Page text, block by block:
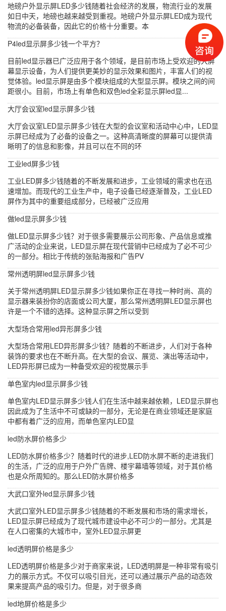
地磅户外显示屏LED多少钱随着社会经济的发展，物流行业的发展
如日中天，地磅也越来越受到重视。地磅户外显示屏LED成为现代
物流的必备装备，因此它的价格十分重要。本
P4led显示屏多少钱一个平方？
目前led显示器已广泛应用于各个领域，是目前市场上受欢迎的大屏
幕显示设备，为人们提供更美妙的显示效果和图片，丰富人们的视
觉体验。led显示屏是由多个模块组成的大型显示屏。模块之间的间
距很小。目前，市场上有单色和双色led全彩显示屏led显...
大厅会议室led显示屏多少钱
大厅会议室LED显示屏多少钱在大型的会议室和活动中心中，LED显
示屏已经成为了必备的设备之一。这种高清晰度的屏幕可以提供清
晰明了的信息和影像，并且可以在不同的环
工业led屏多少钱
工业LED屏多少钱随着的不断发展和进步，工业领域的需求也在迅
速增加。而现代的工业生产中，电子设备已经逐渐普及，工业LED
屏作为其中的重要组成部分，已经被广泛应用
做led显示屏多少钱
做LED显示屏多少钱？对于很多需要展示公司形象、产品信息或推
广活动的企业来说，LED显示屏在现代营销中已经成为了必不可少
的一部分。相比于传统的张贴海报和广告PV
常州透明屏led显示屏多少钱
关于常州透明屏LED显示屏多少钱如果你正在寻找一种时尚、高的
显示器来装扮你的店面或公司大厦，那么常州透明屏LED显示屏也
许是一个不错的选择。这种显示屏之所以受到
大型场合常用led异形屏多少钱
大型场合常用LED异形屏多少钱？随着的不断进步，人们对于各种
装饰的要求也在不断升高。在大型的会议、展览、演出等活动中，
LED异形屏已成为一种备受欢迎的视觉展示手
单色室内led显示屏多少钱
单色室内LED显示屏多少钱人们在生活中越来越依赖，LED显示屏也
因此成为了生活中不可或缺的一部分，无论是在商业领域还是家庭
中都有着广泛的应用，而单色室内LED显
led防水屏价格多少
LED防水屏价格多少？随着时代的进步,LED防水屏不断的走进我们
的生活，广泛的应用于户外广告牌、楼宇幕墙等领域，对于其价格
也是众所周知的。那么LED防水屏价格多
大武口室外led显示屏多少钱
大武口室外LED显示屏多少钱随着的不断发展和市场的需求增长，
LED显示屏已经成为了现代城市建设中必不可少的一部分。尤其是
在人口密集的大城市中，室外LED显示屏更
led透明屏价格是多少
LED透明屏价格是多少对于商家来说，LED透明屏是一种非常有吸引
力的展示方式。不仅可以吸引目光，还可以通过展示产品的动态效
果来提高产品的吸引力。但是，对于很多商
led地屏价格是多少